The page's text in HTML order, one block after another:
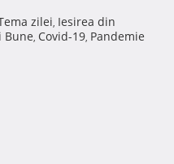
zilei, Iesirea din
Bune, Covid-19, Pandemie